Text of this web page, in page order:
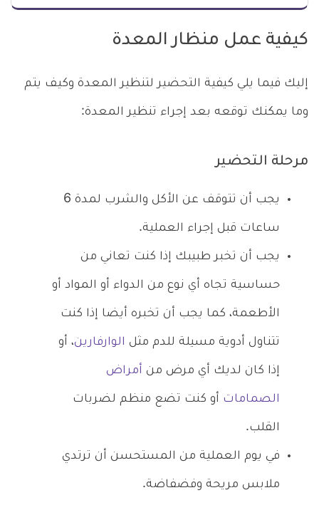
كيفية عمل منظار المعدة
إليك فيما يلي كيفية التحضير لتنظير المعدة وكيف يتم
وما يمكنك توقعه بعد إجراء تنظير المعدة:
مرحلة التحضير
يجب أن تتوقف عن الأكل والشرب لمدة 6
ساعات قبل إجراء العملية.
يجب أن تخبر طبيبك إذا كنت تعاني من
حساسية تجاه أي نوع من الدواء أو المواد أو
الأطعمة، كما يجب أن تخبره أيضا إذا كنت
تتناول أدوية مسيلة للدم مثل الوارفارين، أو
إذا كان لديك أي مرض من أمراض
الصمامات أو كنت تضع منظم لضربات
القلب.
في يوم العملية من المستحسن أن ترتدي
ملابس مريحة وفضفاضة.